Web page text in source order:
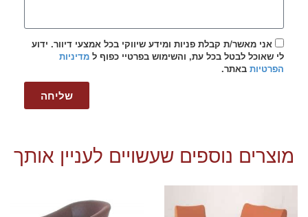
אני מאשר/ת קבלת פניות ומידע שיווקי בכל אמצעי דיוור. ידוע
לי שאוכל לבטל בכל עת, והשימוש בפרטיי כפוף ל מדיניות
הפרטיות באתר.
שליחה
מוצרים נוספים שעשויים לעניין אותך